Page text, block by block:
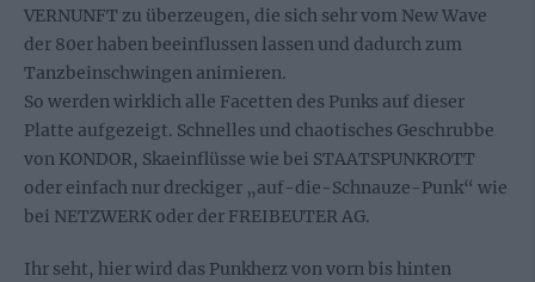
VERNUNFT zu überzeugen, die sich sehr vom New Wave
der 80er haben beeinflussen lassen und dadurch zum
Tanzbeinschwingen animieren.
So werden wirklich alle Facetten des Punks auf dieser
Platte aufgezeigt. Schnelles und chaotisches Geschrubbe
von KONDOR, Skaeinflüsse wie bei STAATSPUNKROTT
oder einfach nur dreckiger „auf-die-Schnauze-Punk“ wie
bei NETZWERK oder der FREIBEUTER AG.
Ihr seht, hier wird das Punkherz von vorn bis hinten